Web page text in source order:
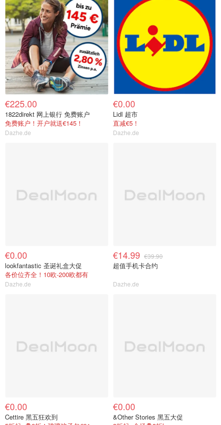
€225.00
1822direkt 网上银行 免费账户
免费账户！开户就送€145！
Dazhe.de
€0.00
Lidl 超市
直减€5！
Dazhe.de
€0.00
lookfantastic 圣诞礼盒大促
各价位齐全！10欧-200欧都有
Dazhe.de
€14.99 €39.90
超值手机卡合约
Dazhe.de
€0.00
Cettire 黑五狂欢到
€0.00
&Other Stories 黑五大促